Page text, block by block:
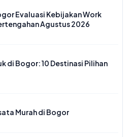
Evaluasi Kebijakan Work
Agustus 2026
di Bogor: 10 Destinasi Pilihan
Murah di Bogor